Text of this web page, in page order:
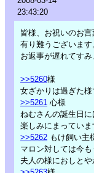
23:43:20
皆様、お祝いのお
有り難うございます
お返事が遅れてすみ
>>5260様
女ざかりは過ぎた様
>>5261 心様
ねむさんの誕生日に
楽しみにまっていま
>>5262 もけ飼い主
マロン対しては今も
夫人の様におしとや